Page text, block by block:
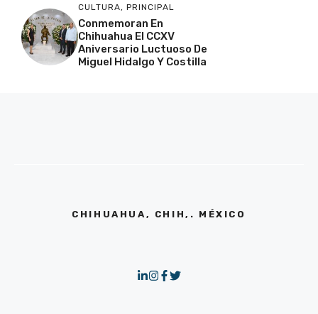
CULTURA, PRINCIPAL
Conmemoran En
Chihuahua El CCXV
Aniversario Luctuoso De
Miguel Hidalgo Y Costilla
CHIHUAHUA, CHIH,. MÉXICO